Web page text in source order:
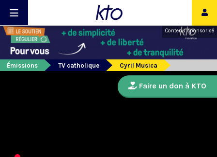
Contenu sponsorisé
Émissions TV catholique Cyril Musica
Faire un don à KTO